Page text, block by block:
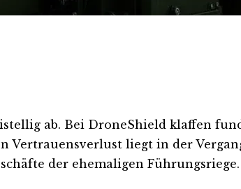
ab. Bei DroneShield klaffen
liegt in der
der ehemaligen Führungsriege.